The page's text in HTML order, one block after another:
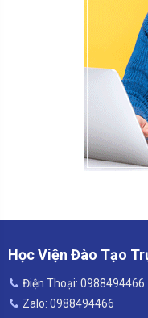
Học Viện Đào Tạo
Điện Thoại: 0988494466
Zalo: 0988494466